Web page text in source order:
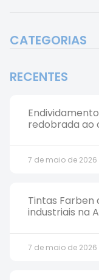
CATEGORIAS
RECENTES
redobrada ao
7 de maio de 2026
Tintas Farben
industriais na
7 de maio de 2026